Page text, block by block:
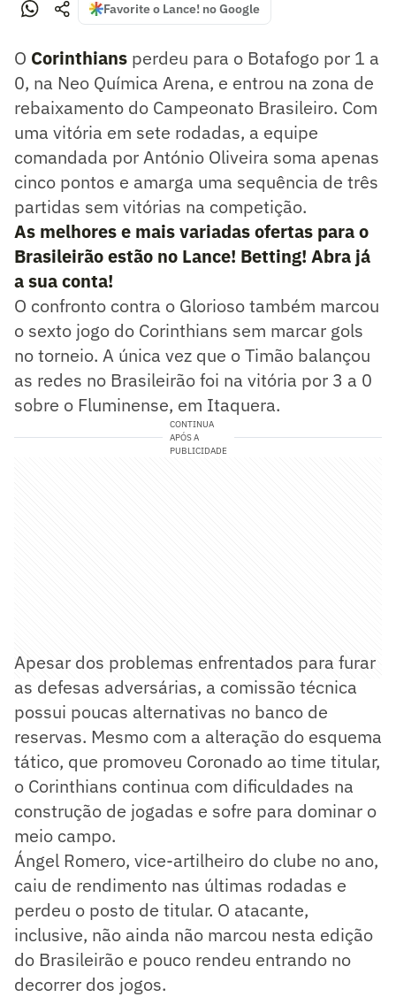
Favorite o Lance! no Google
O Corinthians perdeu para o Botafogo por 1 a
0, na Neo Química Arena, e entrou na zona de
rebaixamento do Campeonato Brasileiro. Com
uma vitória em sete rodadas, a equipe
comandada por António Oliveira soma apenas
cinco pontos e amarga uma sequência de três
partidas sem vitórias na competição.
As melhores e mais variadas ofertas para o
Brasileirão estão no Lance! Betting! Abra já
a sua conta!
O confronto contra o Glorioso também marcou
o sexto jogo do Corinthians sem marcar gols
no torneio. A única vez que o Timão balançou
as redes no Brasileirão foi na vitória por 3 a 0
sobre o Fluminense, em Itaquera.
CONTINUA
APÓS A
PUBLICIDADE
Apesar dos problemas enfrentados para furar
as defesas adversárias, a comissão técnica
possui poucas alternativas no banco de
reservas. Mesmo com a alteração do esquema
tático, que promoveu Coronado ao time titular,
o Corinthians continua com dificuldades na
construção de jogadas e sofre para dominar o
meio campo.
Ángel Romero, vice-artilheiro do clube no ano,
caiu de rendimento nas últimas rodadas e
perdeu o posto de titular. O atacante,
inclusive, não ainda não marcou nesta edição
do Brasileirão e pouco rendeu entrando no
decorrer dos jogos.